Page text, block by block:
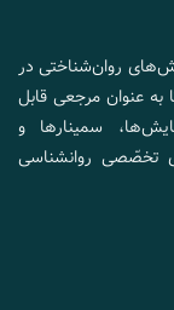
روان‌شناختی در
عنوان مرجعی قابل
سمینارها و
تخصّصی روانشناسی